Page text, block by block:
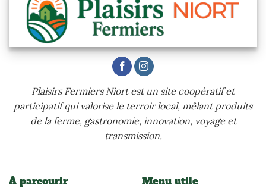
Plaisirs Fermiers Niort est un site coopératif et
participatif qui valorise le terroir local, mêlant produits
de la ferme, gastronomie, innovation, voyage et
transmission.
À parcourir Menu utile